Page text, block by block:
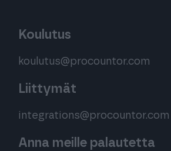
Koulutus
koulutus@procountor.com
Liittymät
integrations@procountor.com
Anna meille palautetta